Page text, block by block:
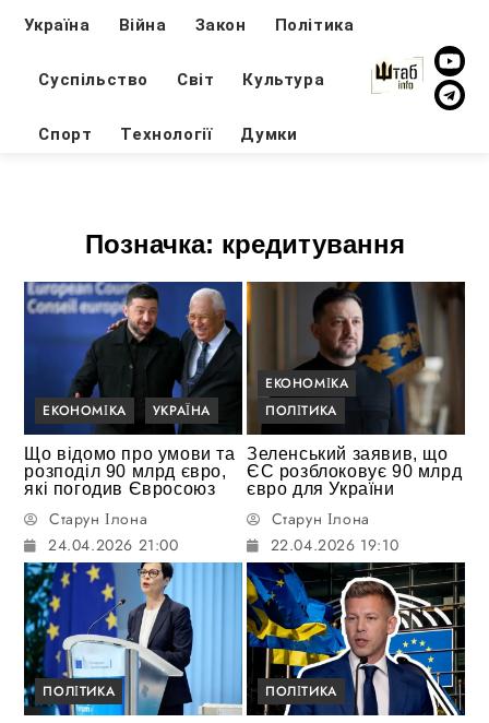
Україна Війна Закон Політика
Суспільство Світ Культура
Спорт Технології Думки
Позначка: кредитування
ЕКОНОМІКА УКРАЇНА
Що відомо про умови та
розподіл 90 млрд євро,
які погодив Євросоюз
Старун Ілона
24.04.2026 21:00
ЕКОНОМІКА
ПОЛІТИКА
Зеленський заявив, що
ЄС розблоковує 90 млрд
євро для України
Старун Ілона
22.04.2026 19:10
ПОЛІТИКА ПОЛІТИКА